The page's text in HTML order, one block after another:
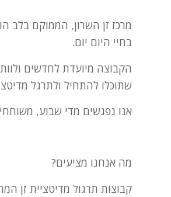
בחיי היום יום.
הקבוצה מיועדת לחדשים
שתוכלו להתחיל ולתרגל
אנו נפגשים מדי שבוע,
מה אנחנו מציעים?